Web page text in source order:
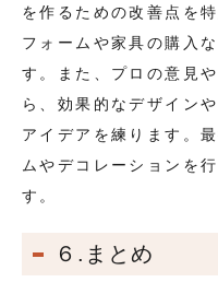
を作るための改善点を
フォームや家具の購入
す。また、プロの意見
ら、効果的なデザイン
アイデアを練ります。
ムやデコレーションを
す。
６.まとめ